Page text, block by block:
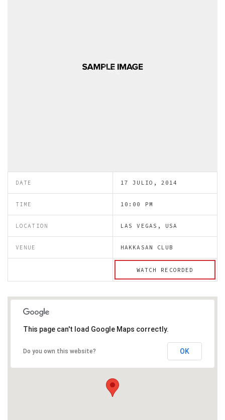
DATE 17 JULIO, 2014
TIME 10:00 PM
LOCATION LAS VEGAS, USA
VENUE HAKKASAN CLUB
WATCH RECORDED
This page can't load Google Maps correctly.
Do you own this website? OK